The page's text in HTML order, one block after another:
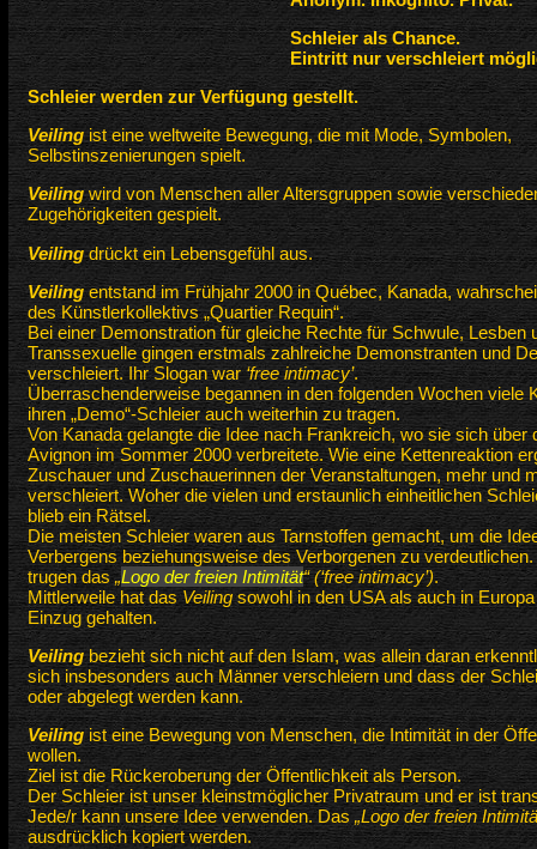
Schleier als Chance.
Eintritt nur verschleiert
Schleier werden zur Verfügung gestellt.
Veiling ist eine weltweite Bewegung, die mit Mode, Symbolen,
Selbstinszenierungen spielt.
Veilingwird von Menschen aller Altersgruppen sowie
Zugehörigkeiten gespielt.
Veilingdrückt ein Lebensgefühl aus.
Veilingentstand im Frühjahr 2000 in Québec, Kanada,
des Künstlerkollektivs „Quartier Requin“.
Bei einer Demonstration für gleiche Rechte für Schwule, Lesben
Transsexuelle gingen erstmals zahlreiche Demonstranten und
verschleiert. Ihr Slogan war‘free intimacy’.
Überraschenderweise begannen in den folgenden Wochen viele
ihren „Demo“-Schleier auch weiterhin zu tragen.
Von Kanada gelangte die Idee nach Frankreich, wo sie sich über
Avignon im Sommer 2000 verbreitete. Wie eine Kettenreaktion
Zuschauer und Zuschauerinnen der Veranstaltungen, mehr und
verschleiert. Woher die vielen und erstaunlich einheitlichen
blieb ein Rätsel.
Die meisten Schleier waren aus Tarnstoffen gemacht, um die
Verbergens beziehungsweise des Verborgenen zu
trugen das„Logo der freien Intimität“ (‘free intimacy’).
Mittlerweile hat das Veilingsowohl in den USA als auch in
Einzug gehalten.
Veilingbezieht sich nicht auf den Islam, was allein daran
sich insbesonders auch Männer verschleiern und dass der
oder abgelegt werden kann.
Veilingist eine Bewegung von Menschen, die Intimität in der
wollen.
Ziel ist die Rückeroberung der Öffentlichkeit als Person.
Der Schleier ist unser kleinstmöglicher Privatraum und er ist
Jede/r kann unsere Idee verwenden. Das„Logo der freien
ausdrücklich kopiert werden.